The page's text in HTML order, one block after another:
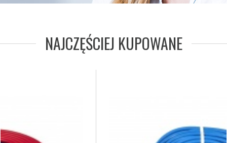
NAJCZĘŚCIEJ KUPOWANE